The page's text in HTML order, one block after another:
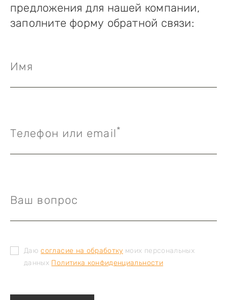
предложения для нашей компании,
заполните форму обратной связи:
Имя
Телефон или email *
Ваш вопрос
Даюсогласие на обработку моих персональных
данных Политика конфиденциальности